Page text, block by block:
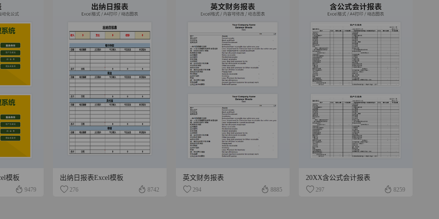
模板
9479
出纳日报表Excel模板
276 8742
英文财务报表
294 8885
20XX含公式会计报表
297 8259